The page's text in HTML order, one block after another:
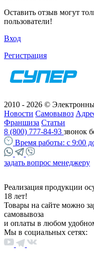
Оставить отзыв могут
пользователи!
Вход
Регистрация
2010 - 2026 ©
Новости Самовывоз
Франшиза Статьи
8 (800) 777-84-93 звонок
Время работы: с 9:00
задать вопрос менеджеру
Реализация продукции
18 лет!
Товары на сайте можно
самовывоза
и оплаты в любом
Мы в социальных сетях: